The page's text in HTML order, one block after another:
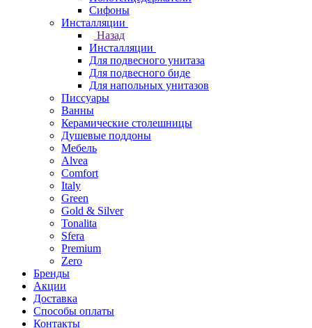
Сифоны
Инсталляции
Назад
Инсталляции
Для подвесного унитаза
Для подвесного биде
Для напольных унитазов
Писсуары
Ванны
Керамические столешницы
Душевые поддоны
Мебель
Alvea
Comfort
Italy
Green
Gold & Silver
Tonalita
Sfera
Premium
Zero
Бренды
Акции
Доставка
Способы оплаты
Контакты